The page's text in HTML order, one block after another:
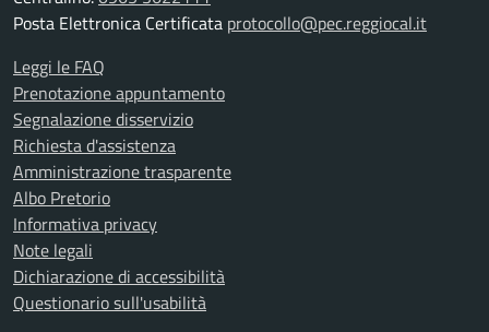
Posta Elettronica Certificata protocollo@pec.reggiocal.it
Leggi le FAQ
Prenotazione appuntamento
Segnalazione disservizio
Richiesta d'assistenza
Amministrazione trasparente
Albo Pretorio
Informativa privacy
Note legali
Dichiarazione di accessibilità
Questionario sull'usabilità